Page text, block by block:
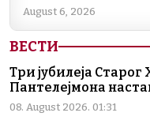
August 6, 2026
ВЕСТИ
Три јубилеја
Пантелејмона
08. August 2026. 01:31